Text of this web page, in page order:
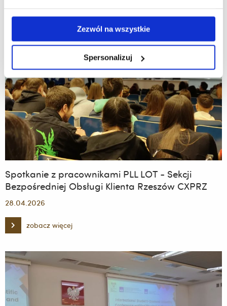
Zezwól na wszystkie
Spersonalizuj
Turystyka
TiR
Spotkanie z pracownikami PLL LOT - Sekcji
Bezpośredniej Obsługi Klienta Rzeszów CXPRZ
28.04.2026
zobacz więcej
Spotkanie
z
PLL
LOT
-
Sekcji
Bezpośredniej
Obsługi
Klienta
Rzeszów